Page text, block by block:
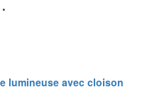
lumineuse avec cloison